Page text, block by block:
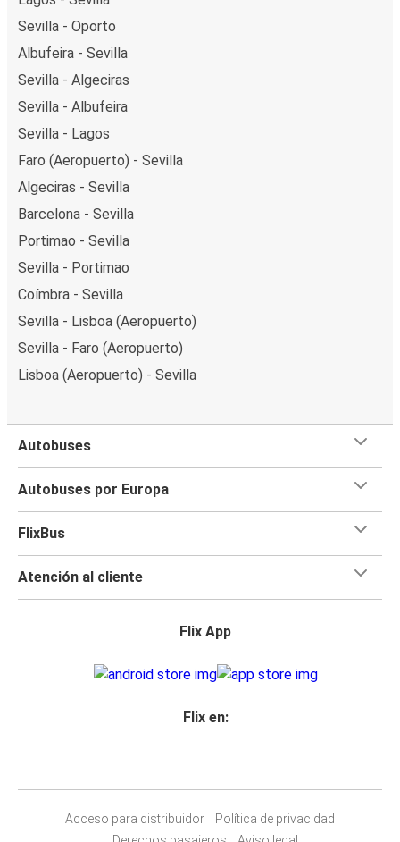
Sevilla - Oporto
Albufeira - Sevilla
Sevilla - Algeciras
Sevilla - Albufeira
Sevilla - Lagos
Faro (Aeropuerto) - Sevilla
Algeciras - Sevilla
Barcelona - Sevilla
Portimao - Sevilla
Sevilla - Portimao
Coímbra - Sevilla
Sevilla - Lisboa (Aeropuerto)
Sevilla - Faro (Aeropuerto)
Lisboa (Aeropuerto) - Sevilla
Autobuses
Autobuses por Europa
FlixBus
Atención al cliente
Flix App
Flix en:
Acceso para distribuidor
Política de privacidad